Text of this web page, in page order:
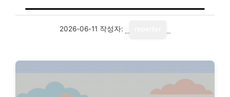
2026-06-11 작성자: